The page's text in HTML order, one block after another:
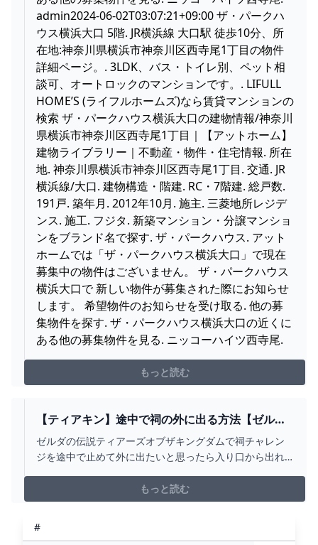
admin2024-06-02T03:07:21+09:00 ザ・パークハ
ウス横浜大口 5階. JR横浜線 大口駅 徒歩10分、所
在地:神奈川県横浜市神奈川区西寺尾1丁目の物件
詳細ページ。. 3LDK、バス・トイレ別、ペット相
談可、オートロックのマンションです。. LIFULL
HOME’S (ライフルホームズ)なら賃貸マンションの
検索 ザ・パークハウス横浜大口の建物情報/神奈川
県横浜市神奈川区西寺尾1丁目｜【アットホーム】
建物ライブラリー｜不動産・物件・住宅情報. 所在
地. 神奈川県横浜市神奈川区西寺尾1丁目. 交通. JR
横浜線/大口. 建物構造・階建. RC・7階建. 総戸数.
191戸. 築年月. 2012年10月. 施主. 三菱地所レジデ
ンス. 施工. フジタ. 新築マンション・分譲マンショ
ンをブランド名で探す. ザ・パークハウス. アット
ホームでは「ザ・パークハウス横浜大口」で現在
募集中の物件はございません。 ザ・パークハウス
横浜大口で 新しい物件が募集された際にお知らせ
します。 希望物件のお知らせを受け取る. 他の募
集物件を探す. ザ・パークハウス横浜大口の近くに
ある他の募集物件を見る. ニッコーハイツ西寺尾.
もっと読む
【ティアキン】途中で祠の外に出る方法【ゼルダ
の伝説ティアーズオブザキングダム】
ゼルダの伝説ティアーズオブザキングダムで祠チャレン
ジを途中で止めて外に出たいと思ったら入り口から出れ
すよ。祠の中でもワープは使用可能です。 今いる
もっと読む
#